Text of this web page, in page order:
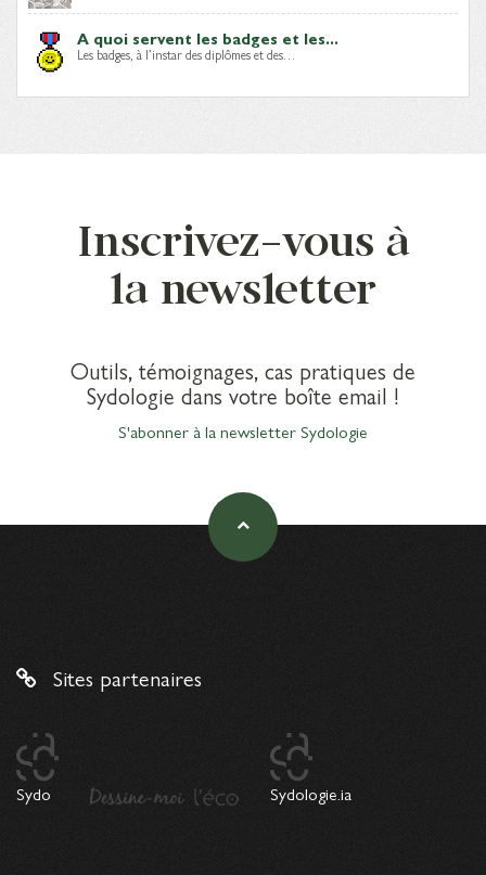
A quoi servent les badges et les...
Les badges, à l’instar des diplômes et des…
Inscrivez-vous à
la newsletter
Outils, témoignages, cas pratiques de
Sydologie dans votre boîte email !
S'abonner à la newsletter Sydologie
Sites partenaires
Sydo Sydologie.ia